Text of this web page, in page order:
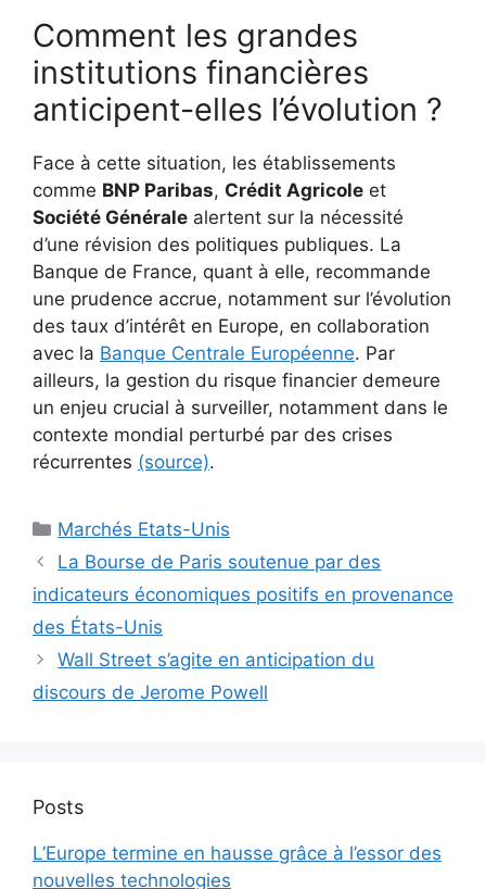
Comment les grandes
institutions financières
anticipent-elles l’évolution ?
Face à cette situation, les établissements
comme BNP Paribas, Crédit Agricole et
Société Générale alertent sur la nécessité
d’une révision des politiques publiques. La
Banque de France, quant à elle, recommande
une prudence accrue, notamment sur l’évolution
des taux d’intérêt en Europe, en collaboration
avec la Banque Centrale Européenne. Par
ailleurs, la gestion du risque financier demeure
un enjeu crucial à surveiller, notamment dans le
contexte mondial perturbé par des crises
récurrentes (source).
Catégories
Marchés Etats-Unis
La Bourse de Paris soutenue par des
indicateurs économiques positifs en provenance
des États-Unis
Wall Street s’agite en anticipation du
discours de Jerome Powell
Posts
L’Europe termine en hausse grâce à l’essor des
nouvelles technologies